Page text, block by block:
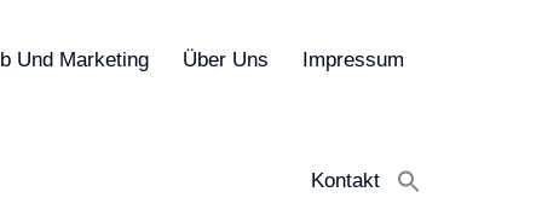
Und Marketing Über Uns Impressum
Kontakt